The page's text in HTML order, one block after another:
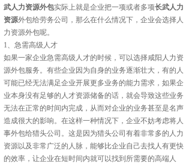
武人力资源外包实际上就是企业把一项或者多项长武人力
资源外包给劳务公司，那么在什么情况下，企业会选择人
力资源外包呢。
1、急需高级人才
如果一家企业急需高级人才的时候，可以选择咸阳人力资
源外包服务。有些企业因为自身的业务逐渐壮大，有的人
可能已经无法满足企业开展更多业务的能力需求，如果企
业本身没有足够的人才资源储备的话，就会导致这些业务
无法在正常的时间内完成，从而对企业的业务甚至是名声
造成很大的影响。在这样一种情况下，企业不妨考虑将人
事外包给猎头公司。这是因为猎头公司有着非常多的人力
资源以及非常广泛的人脉，能够比企业自己去找人有更快
的效率，让企业在短时间内就可以找到所需要的高端人